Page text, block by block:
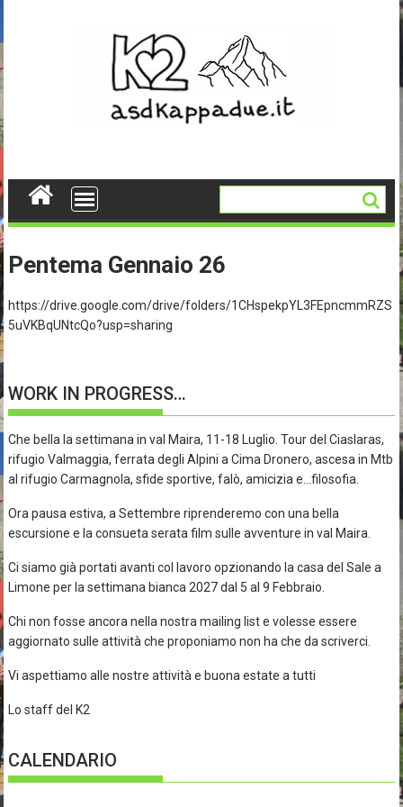
content
Pentema Gennaio 26
https://drive.google.com/drive/folders/1CHspekpYL3FEpncmmRZS
5uVKBqUNtcQo?usp=sharing
WORK IN PROGRESS…
Che bella la settimana in val Maira, 11-18 Luglio. Tour del Ciaslaras,
rifugio Valmaggia, ferrata degli Alpini a Cima Dronero, ascesa in Mtb
al rifugio Carmagnola, sfide sportive, falò, amicizia e…filosofia.
Ora pausa estiva, a Settembre riprenderemo con una bella
escursione e la consueta serata film sulle avventure in val Maira.
Ci siamo già portati avanti col lavoro opzionando la casa del Sale a
Limone per la settimana bianca 2027 dal 5 al 9 Febbraio.
Chi non fosse ancora nella nostra mailing list e volesse essere
aggiornato sulle attività che proponiamo non ha che da scriverci.
Vi aspettiamo alle nostre attività e buona estate a tutti
Lo staff del K2
CALENDARIO